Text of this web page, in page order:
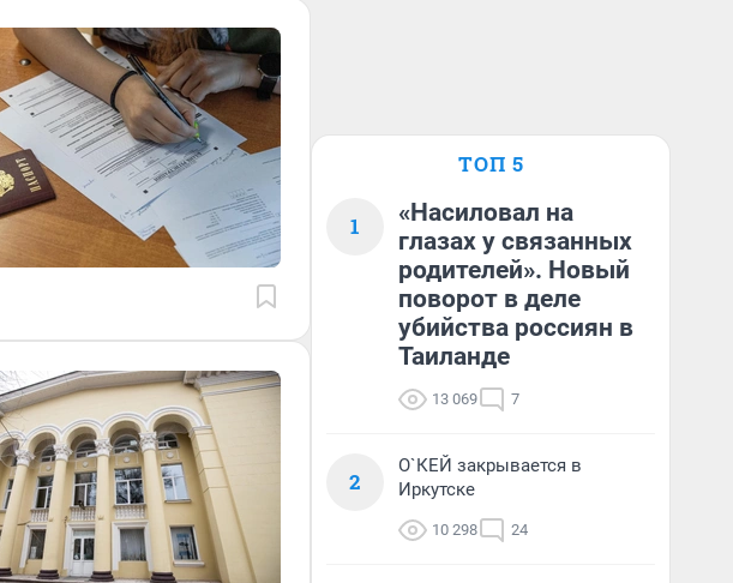
ТОП 5
1
«Насиловал на
глазах у связанных
родителей». Новый
поворот в деле
убийства россиян в
Таиланде
13 069 7
2
О`КЕЙ закрывается в
Иркутске
10 298 24